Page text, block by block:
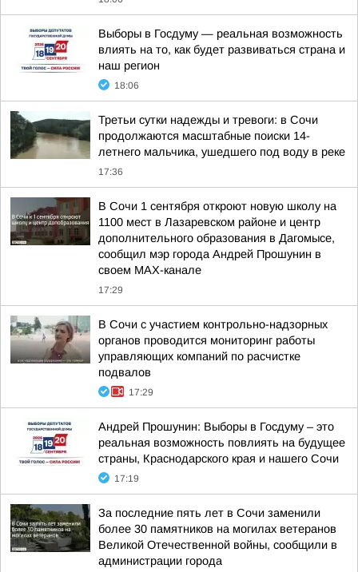
Выборы в Госдуму — реальная возможность
влиять на то, как будет развиваться страна и
наш регион
18:06
Третьи сутки надежды и тревоги: в Сочи
продолжаются масштабные поиски 14-
летнего мальчика, ушедшего под воду в реке
17:36
В Сочи 1 сентября откроют новую школу на
1100 мест в Лазаревском районе и центр
дополнительного образования в Дагомысе,
сообщил мэр города Андрей Прошунин в
своем MAX-канале
17:29
В Сочи с участием контрольно-надзорных
органов проводится мониторинг работы
управляющих компаний по расчистке
подвалов
17:29
Андрей Прошунин: Выборы в Госдуму – это
реальная возможность повлиять на будущее
страны, Краснодарского края и нашего Сочи
17:19
За последние пять лет в Сочи заменили
более 30 памятников на могилах ветеранов
Великой Отечественной войны, сообщили в
администрации города